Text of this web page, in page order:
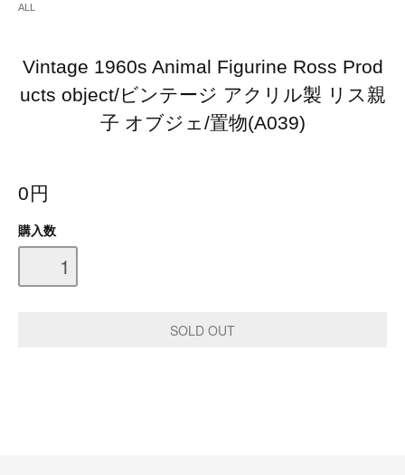
ALL
Vintage 1960s Animal Figurine Ross Prod
ucts object/ビンテージ アクリル製 リス親
子 オブジェ/置物(A039)
0円
購入数